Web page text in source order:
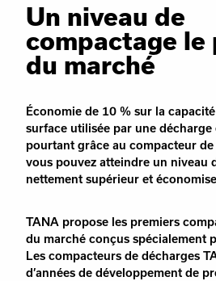
Un niveau de
compactage le
du marché
Économie de 10 % sur la
surface utilisée par une décharge
pourtant grâce au compacteur de
vous pouvez atteindre un niveau
nettement supérieur et
TANA propose les premiers
du marché conçus spécialement
Les compacteurs de décharges
d’années de développement de